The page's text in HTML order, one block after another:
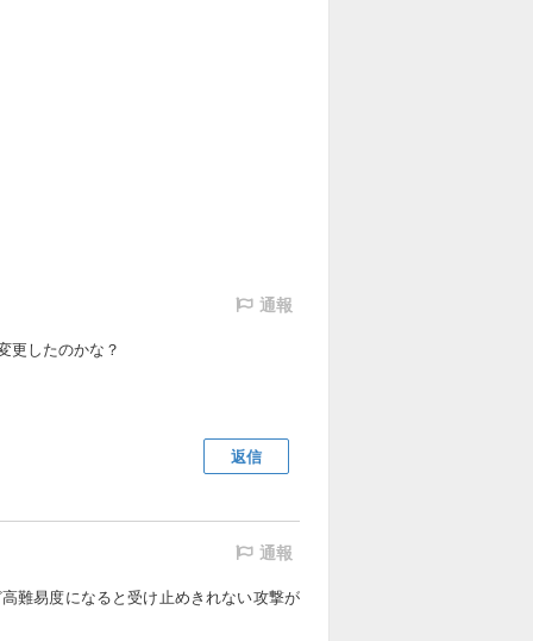
通報
更したのかな？
返信
通報
難易度になると受け止めきれない攻撃が